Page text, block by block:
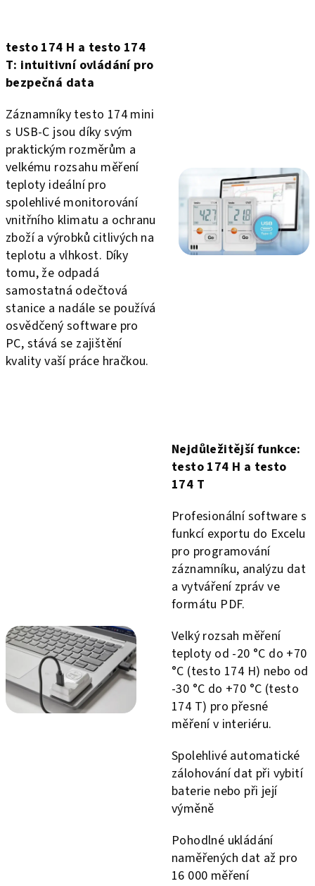
testo 174 H a testo 174
T: intuitivní ovládání pro
bezpečná data
Záznamníky testo 174 mini
s USB-C jsou díky svým
praktickým rozměrům a
velkému rozsahu měření
teploty ideální pro
spolehlivé monitorování
vnitřního klimatu a ochranu
zboží a výrobků citlivých na
teplotu a vlhkost. Díky
tomu, že odpadá
samostatná odečtová
stanice a nadále se používá
osvědčený software pro
PC, stává se zajištění
kvality vaší práce hračkou.
Nejdůležitější funkce:
testo 174 H a testo
174 T
Profesionální software s
funkcí exportu do Excelu
pro programování
záznamníku, analýzu dat
a vytváření zpráv ve
formátu PDF.
Velký rozsah měření
teploty od -20 °C do +70
°C (testo 174 H) nebo od
-30 °C do +70 °C (testo
174 T) pro přesné
měření v interiéru.
Spolehlivé automatické
zálohování dat při vybití
baterie nebo při její
výměně
Pohodlné ukládání
naměřených dat až pro
16 000 měření